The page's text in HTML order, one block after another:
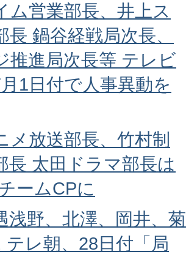
ム営業部長、井上ス
長 鍋谷経戦局次長、
推進局次長等 テレビ
1日付で人事異動を
メ放送部長、竹村制
長 太田ドラマ部長は
ームCPに
浅野、北澤、岡井、菊
テレ朝、28日付「局